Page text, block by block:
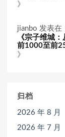
》
jianbo 发表在
《宗子维城
前1000至前
》
归档
2026 年 8 月
2026 年 7 月